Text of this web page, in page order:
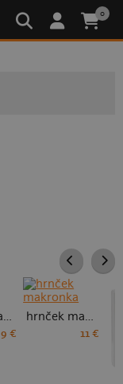
0
šiltovka baseballka
9 €
hrnček makronka
11 €